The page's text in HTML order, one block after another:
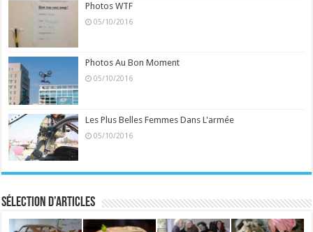
Photos WTF
05/10/2016
Photos Au Bon Moment
05/10/2016
Les Plus Belles Femmes Dans L'armée
05/10/2016
Sélection d’articles